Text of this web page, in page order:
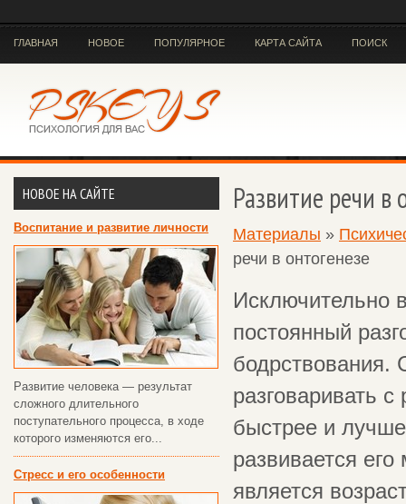
ГЛАВНАЯ НОВОЕ ПОПУЛЯРНОЕ КАРТА САЙТА ПОИСК
НОВОЕ НА САЙТЕ
Воспитание и развитие личности
Развитие человека — результат
сложного длительного
поступательного процесса, в ходе
которого изменяются его...
Стресс и его особенности
Развитие речи в
Материалы »
речи в онтогенезе
Исключительно
постоянный
бодрствования.
разговаривать
быстрее и
развивается
является